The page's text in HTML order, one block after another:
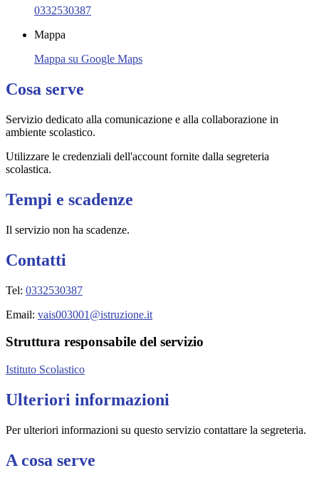
0332530387
Mappa
Mappa su Google Maps
Cosa serve
Servizio dedicato alla comunicazione e alla collaborazione in
ambiente scolastico.
Utilizzare le credenziali dell'account fornite dalla segreteria
scolastica.
Tempi e scadenze
Il servizio non ha scadenze.
Contatti
Tel: 0332530387
Email: vais003001@istruzione.it
Struttura responsabile del servizio
Istituto Scolastico
Ulteriori informazioni
Per ulteriori informazioni su questo servizio contattare la segreteria.
A cosa serve